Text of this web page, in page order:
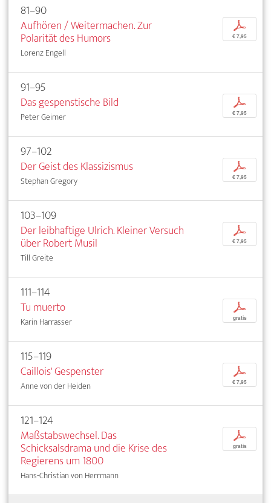
81–90
Aufhören / Weitermachen. Zur
Polarität des Humors
Lorenz Engell
p
€ 7,95
91–95
Das gespenstische Bild
Peter Geimer
p
€ 7,95
97–102
Der Geist des Klassizismus
Stephan Gregory
p
€ 7,95
103–109
Der leibhaftige Ulrich. Kleiner Versuch
über Robert Musil
Till Greite
p
€ 7,95
111–114
Tu muerto
Karin Harrasser
p
gratis
115–119
Caillois' Gespenster
Anne von der Heiden
p
€ 7,95
121–124
Maßstabswechsel. Das
Schicksalsdrama und die Krise des
Regierens um 1800
Hans-Christian von Herrmann
p
gratis